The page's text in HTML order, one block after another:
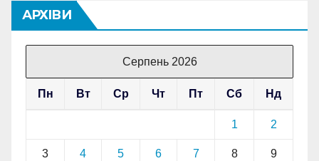
АРХІВИ
Серпень 2026
Пн Вт Ср Чт Пт Сб Нд
1 2
3 4 5 6 7 8 9